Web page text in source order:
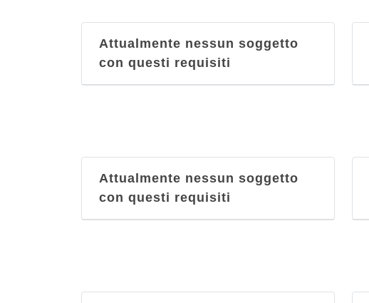
Attualmente nessun soggetto
con questi requisiti
Attualmente nessun soggetto
con questi requisiti